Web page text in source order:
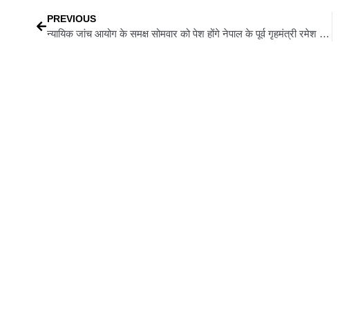
PREVIOUS
न्यायिक जांच आयोग के समक्ष सोमवार को पेश होंगे नेपाल के पूर्व गृहमंत्री रमेश लेखक